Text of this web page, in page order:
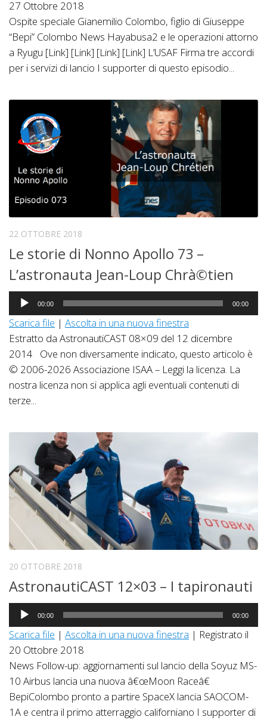
27 Ottobre 2018
Ospite speciale Gianemilio Colombo, figlio di Giuseppe
“Bepi” Colombo News Hayabusa2 e le operazioni attorno
a Ryugu [Link] [Link] [Link] [Link] L’USAF Firma tre accordi
per i servizi di lancio I supporter di questo episodio...
22 OTTOBRE 2018
Le storie di Nonno Apollo 73 –
L’astronauta Jean-Loup Chrà©tien
Audio
Player
00:00 00:00
Scarica file | Ascolta in una nuova finestra
Estratto da AstronautiCAST 08×09 del 12 dicembre
2014 Ove non diversamente indicato, questo articolo è
© 2006-2026 Associazione ISAA – Leggi la licenza. La
nostra licenza non si applica agli eventuali contenuti di
terze...
20 OTTOBRE 2018
AstronautiCAST 12×03 – I tapironauti
Audio
Player
00:00 00:00
Scarica file | Ascolta in una nuova finestra | Registrato il
20 Ottobre 2018
News Follow-up: aggiornamenti sul lancio della Soyuz MS-
10 Airbus lancia una nuova â€œMoon Raceâ€
BepiColombo pronto a partire SpaceX lancia SAOCOM-
1A e centra il primo atterraggio californiano I supporter di